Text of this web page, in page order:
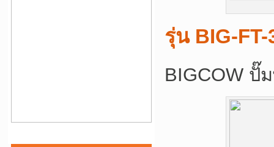
รุ่น BIG-FT-
BIGCOW ปั๊